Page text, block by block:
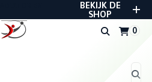
BEKIJK DE
SHOP